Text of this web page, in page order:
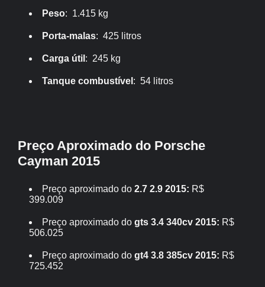
Peso: 1.415 kg
Porta-malas: 425 litros
Carga útil : 245 kg
Tanque combustível : 54 litros
Preço Aproximado do Porsche
Cayman 2015
Preço aproximado do2.7 2.9 2015: R$
399.009
Preço aproximado dogts 3.4 340cv 2015: R$
506.025
Preço aproximado dogt4 3.8 385cv 2015: R$
725.452